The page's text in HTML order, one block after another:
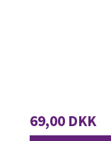
69,00 DKK